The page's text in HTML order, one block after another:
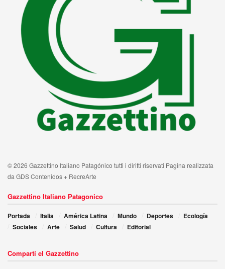
© 2026 Gazzettino Italiano Patagónico tutti i diritti riservati Pagina realizzata
da GDS Contenidos + RecreArte
Gazzettino Italiano Patagonico
Portada Italia América Latina Mundo Deportes
Ecología
Sociales
Arte Salud Cultura Editorial
Compartí el Gazzettino